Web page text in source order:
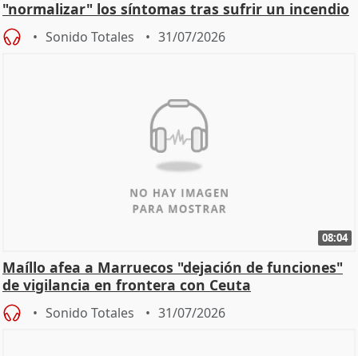
"normalizar" los síntomas tras sufrir un incendio
Sonido Totales 31/07/2026
08:04
Maíllo afea a Marruecos "dejación de funciones"
de vigilancia en frontera con Ceuta
Sonido Totales 31/07/2026